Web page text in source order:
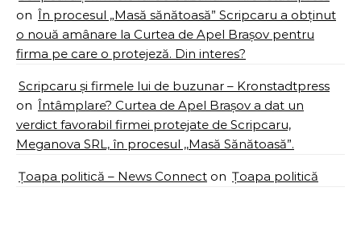
on În procesul „Masă sănătoasă” Scripcaru a obținut
o nouă amânare la Curtea de Apel Brașov pentru
firma pe care o protejeză. Din interes?
Scripcaru și firmele lui de buzunar – Kronstadtpress
on Întâmplare? Curtea de Apel Brașov a dat un
verdict favorabil firmei protejate de Scripcaru,
Meganova SRL, în procesul ,,Masă Sănătoasă”.
Țoapa politică – News Connect on Țoapa politică